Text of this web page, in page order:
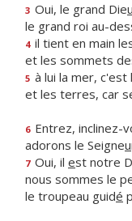
3 Oui, le grand Dieu
le grand roi au-
4 il tient en main
et les sommets
5 à lui la mer, c'est
et les terres, car
6 Entrez, inclinez-
adorons le Seigneu
7 Oui, il est notre
nous sommes le
le troupeau guidé